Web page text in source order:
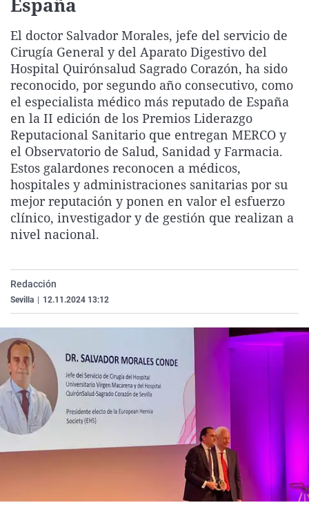
Gente viajera
Como el perro y el
Retornados
Equipo de
Operación Viuda
Galicia
La Rioja
Navarra
País Vasco
Televisión
Elecciones
El doctor Salvador Morales, jefe del servicio de
Cirugía General y del Aparato Digestivo del
Hospital Quirónsalud Sagrado Corazón, ha sido
reconocido, por segundo año consecutivo, como
el especialista médico más reputado de España
en la II edición de los Premios Liderazgo
Reputacional Sanitario que entregan MERCO y
el Observatorio de Salud, Sanidad y Farmacia.
Estos galardones reconocen a médicos,
hospitales y administraciones sanitarias por su
mejor reputación y ponen en valor el esfuerzo
clínico, investigador y de gestión que realizan a
nivel nacional.
Redacción
Sevilla 12.11.2024 13:12